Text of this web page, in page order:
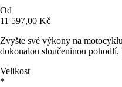
Od
11 597,00 Kč
Zvyšte své výkony na
dokonalou sloučeninou pohodlí,
Velikost
*